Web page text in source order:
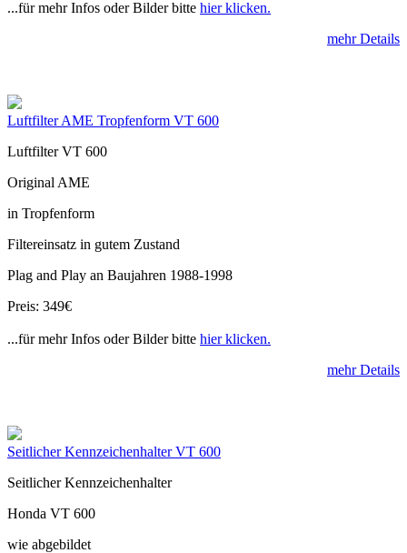
...für mehr Infos oder Bilder bitte hier klicken.
mehr Details
Luftfilter AME Tropfenform VT 600
Luftfilter VT 600
Original AME
in Tropfenform
Filtereinsatz in gutem Zustand
Plag and Play an Baujahren 1988-1998
Preis: 349€
...für mehr Infos oder Bilder bitte hier klicken.
mehr Details
Seitlicher Kennzeichenhalter VT 600
Seitlicher Kennzeichenhalter
Honda VT 600
wie abgebildet